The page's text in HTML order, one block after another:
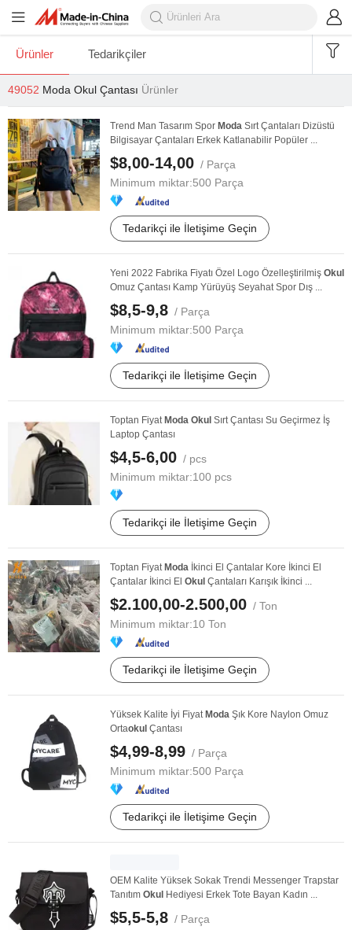
Ürünler Tedarikçiler
49052 Moda Okul Çantası Ürünler
Trend Man Tasarım Spor Moda Sırt Çantaları Dizüstü
Bilgisayar Çantaları Erkek Katlanabilir Popüler ...
$8,00-14,00 / Parça
Minimum miktar:500 Parça
Tedarikçi ile İletişime Geçin
Yeni 2022 Fabrika Fiyatı Özel Logo Özelleştirilmiş Okul
Omuz Çantası Kamp Yürüyüş Seyahat Spor Dış ...
$8,5-9,8 / Parça
Minimum miktar:500 Parça
Tedarikçi ile İletişime Geçin
Toptan Fiyat Moda Okul Sırt Çantası Su Geçirmez İş
Laptop Çantası
$4,5-6,00 / pcs
Minimum miktar:100 pcs
Tedarikçi ile İletişime Geçin
Toptan Fiyat Moda İkinci El Çantalar Kore İkinci El
Çantalar İkinci El Okul Çantaları Karışık İkinci ...
$2.100,00-2.500,00 / Ton
Minimum miktar:10 Ton
Tedarikçi ile İletişime Geçin
Yüksek Kalite İyi Fiyat Moda Şık Kore Naylon Omuz
Ortaokul Çantası
$4,99-8,99 / Parça
Minimum miktar:500 Parça
Tedarikçi ile İletişime Geçin
OEM Kalite Yüksek Sokak Trendi Messenger Trapstar
Tanıtım Okul Hediyesi Erkek Tote Bayan Kadın ...
$5,5-5,8 / Parça